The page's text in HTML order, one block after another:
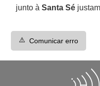
junto àSanta Sé
⚠️ Comunicar erro